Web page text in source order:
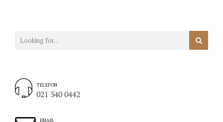
TELEFON
021 340 0442
EMAIL